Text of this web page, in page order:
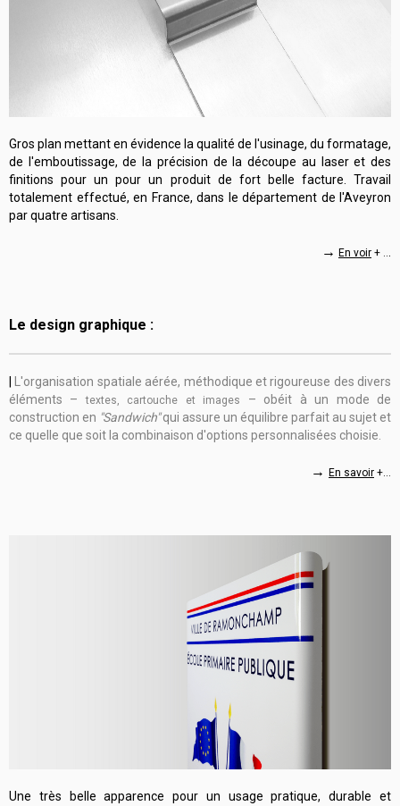
Gros plan mettant en évidence la qualité de l'usinage, du formatage,
de l'emboutissage, de la précision de la découpe au laser et des
finitions pour un pour un produit de fort belle facture. Travail
totalement effectué, en France, dans le département de l'Aveyron
par quatre artisans.
→ En voir + ..
Le design graphique :
L'organisation spatiale aérée, méthodique et rigoureuse des divers
éléments –textes, cartouche et images
– obéit à un mode de
construction en "Sandwich"qui assure un équilibre parfait au sujet et
ce quelle que soit la combinaison d'options personnalisées choisie.
→ En savoir +...
Une très belle apparence pour un usage pratique, durable et